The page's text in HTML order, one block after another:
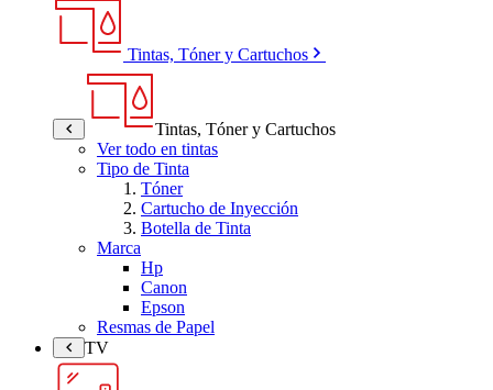
Tintas, Tóner y Cartuchos
Tintas, Tóner y Cartuchos
Ver todo en tintas
Tipo de Tinta
Tóner
Cartucho de Inyección
Botella de Tinta
Marca
Hp
Canon
Epson
Resmas de Papel
TV